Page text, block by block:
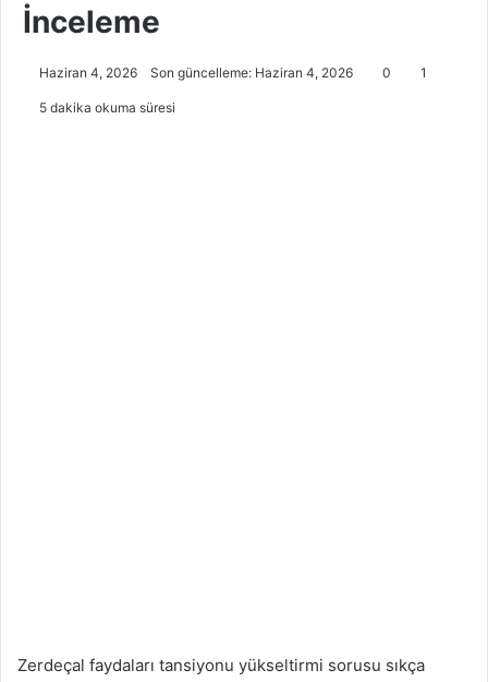
İnceleme
Haziran 4, 2026 Son güncelleme: Haziran 4, 2026 0 1
5 dakika okuma süresi
Zerdeçal faydaları tansiyonu yükseltirmi sorusu sıkça